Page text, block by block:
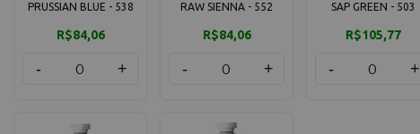
PRUSSIAN BLUE - 538
R$84,06
- +
RAW SIENNA - 552
R$84,06
- +
SAP GREEN - 503
R$105,77
- +